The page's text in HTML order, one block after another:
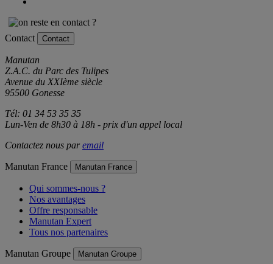
Contact Contact
Manutan
Z.A.C. du Parc des Tulipes
Avenue du XXIème siècle
95500 Gonesse
Tél: 01 34 53 35 35
Lun-Ven de 8h30 à 18h - prix d'un appel local
Contactez nous paremail
Manutan France Manutan France
Qui sommes-nous ?
Nos avantages
Offre responsable
Manutan Expert
Tous nos partenaires
Manutan Groupe Manutan Groupe